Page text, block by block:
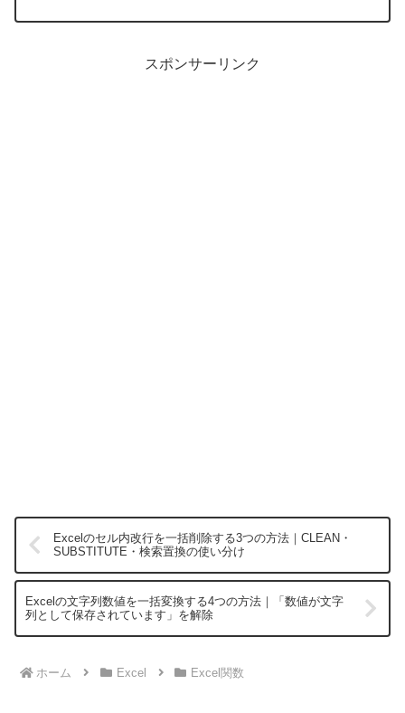
スポンサーリンク
Excelのセル内改行を一括削除する3つの方法｜CLEAN・
SUBSTITUTE・検索置換の使い分け
Excelの文字列数値を一括変換する4つの方法｜「数値が文字
列として保存されています」を解除
ホーム Excel Excel関数